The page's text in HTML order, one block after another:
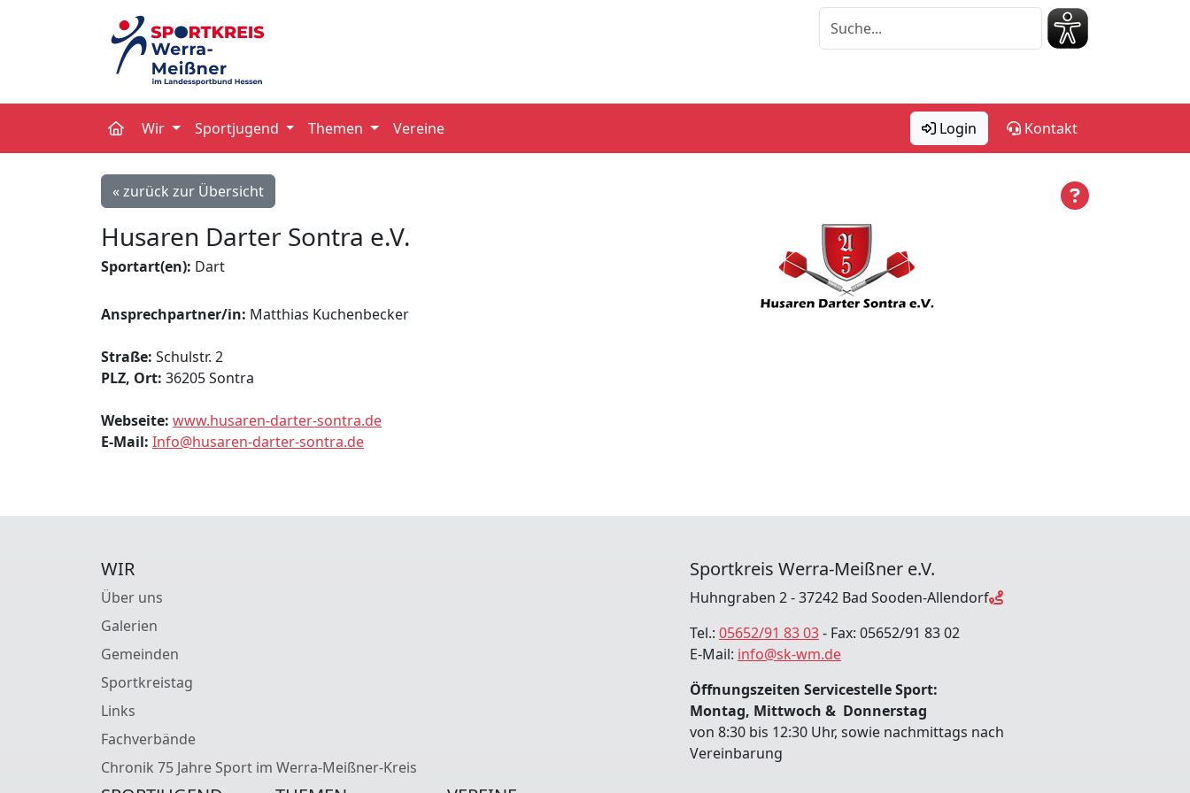
Wir Sportjugend Themen Vereine Login Kontakt
« zurück zur Übersicht
Husaren Darter Sontra e.V.
Sportart(en): Dart
Ansprechpartner/in: Matthias Kuchenbecker
Straße: Schulstr. 2
PLZ, Ort: 36205 Sontra
Webseite: www.husaren-darter-sontra.de
E-Mail: Info@husaren-darter-sontra.de
WIR
Über uns
Galerien
Gemeinden
Sportkreistag
Links
Fachverbände
Chronik 75 Jahre Sport im Werra-Meißner-Kreis
Sportkreis Werra-Meißner e.V.
Huhngraben 2 - 37242 Bad Sooden-Allendorf
Tel.: 05652/91 83 03- Fax: 05652/91 83 02
E-Mail: info@sk-wm.de
Öffnungszeiten Servicestelle Sport:
Montag, Mittwoch & Donnerstag
von 8:30 bis 12:30 Uhr, sowie nachmittags nach
Vereinbarung